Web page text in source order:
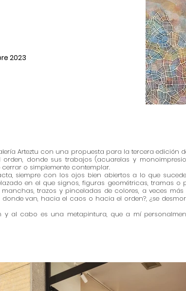
2023
Arteztu con una propuesta para la tercera edición de
donde sus trabajos (acuarelas y
o simplemente contemplar.
siempre con los ojos bien abiertos a lo que
en el que signos, figuras geométricas, tramas o
trazos y pinceladas de colores, a veces
van, hacia el caos o hacia el orden?, ¿se
al cabo es una metapintura, que a mí